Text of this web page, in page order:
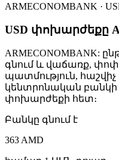
ARMECONOMBANK ·
USD փոխարժեքը
ARMECONOMBANK:
գնում և վաճառք,
պատմություն,
կենտրոնական
փոխարժեքի հետ։
Բանկը գնում է
363 AMD